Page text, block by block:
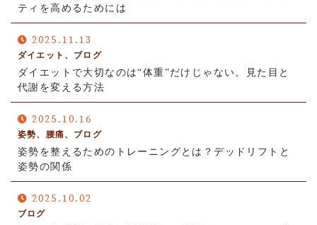
ティを高めるためには
2025.11.13
ダイエット、ブログ
ダイエットで大切なのは“体重”だけじゃない。見た目と
代謝を変える方法
2025.10.16
姿勢、腰痛、ブログ
姿勢を整えるためのトレーニングとは？デッドリフトと
姿勢の関係
2025.10.02
ブログ